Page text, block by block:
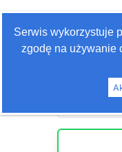
Serwis wykorzystuje
zgodę na używanie